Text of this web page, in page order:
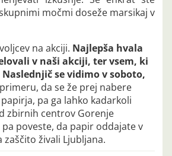
močmi doseže marsikaj v
na akciji. Najlepša hvala
v naši akciji, ter vsem, ki
Naslednjič se vidimo v soboto,
da se že prej nabere
pa ga lahko kadarkoli
zbirnih centrov Gorenje
poveste, da papir oddajate v
zaščito živali Ljubljana.